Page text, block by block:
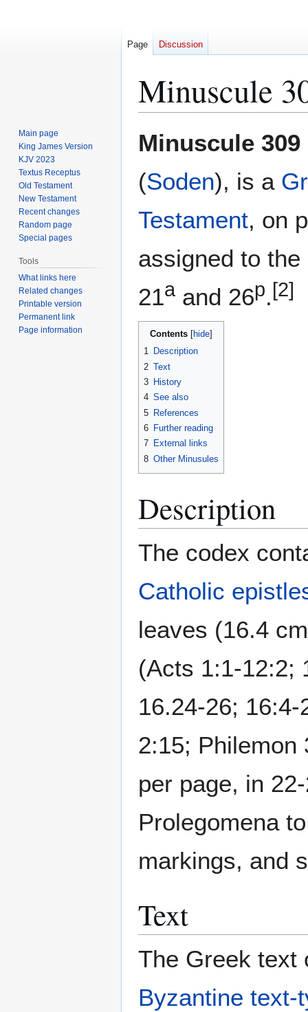
Minuscule
toto
Minuscule 309
(Soden), is a
Testament, on
assigned to
21a and 26p. [2]
Contents
1 Description
2 Text
3 History
4 See also
5 References
6 Further reading
7 External links
8 Other Minusules
Description
The codex
Catholic
leaves (16.4
(Acts 1:1-12:2;
16.24-26;
2:15; Philemon
per page, in
Prolegomena
markings, and
Text
The Greek text
Byzantine text-
Page Discussion
Main page
King James Version
KJV 2023
Textus Receptus
Old Testament
New Testament
Recent changes
Random page
Special pages
Tools
What links here
Related changes
Printable version
Permanent link
Page information